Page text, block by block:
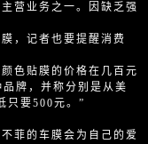
营业务之一。因缺乏强
，记者也要提醒消费
色贴膜的价格在几百元
牌，并称分别是从美
只要500元。”
菲的车膜会为自己的爱